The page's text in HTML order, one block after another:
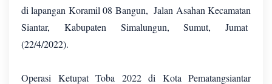
di lapangan Koramil 08 Bangun, Jalan Asahan Kecamatan
Siantar, Kabupaten Simalungun, Sumut, Jumat
(22/4/2022).
Operasi Ketupat Toba 2022 di Kota Pematangsiantar